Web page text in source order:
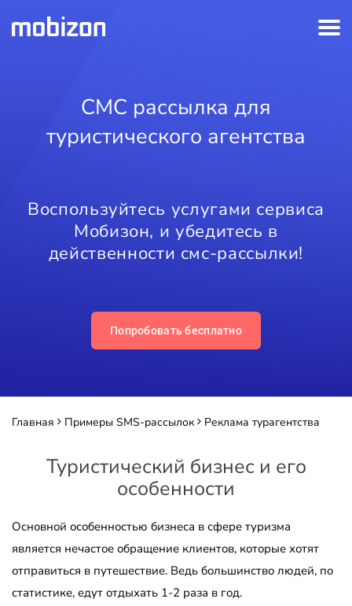
Главная Примеры SMS-рассылок Реклама турагентства
СМС рассылка для
туристического агентства
Воспользуйтесь услугами сервиса
Мобизон, и убедитесь в
действенности смс-рассылки!
Попробовать бесплатно
Туристический бизнес и его
особенности
Основной особенностью бизнеса в сфере туризма
является нечастое обращение клиентов, которые хотят
отправиться в путешествие. Ведь большинство людей, по
статистике, едут отдыхать 1-2 раза в год.